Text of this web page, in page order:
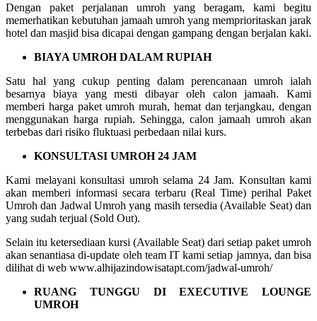
Dengan paket perjalanan umroh yang beragam, kami begitu
memerhatikan kebutuhan jamaah umroh yang memprioritaskan jarak
hotel dan masjid bisa dicapai dengan gampang dengan berjalan kaki.
BIAYA UMROH DALAM RUPIAH
Satu hal yang cukup penting dalam perencanaan umroh ialah
besarnya biaya yang mesti dibayar oleh calon jamaah. Kami
memberi harga paket umroh murah, hemat dan terjangkau, dengan
menggunakan harga rupiah. Sehingga, calon jamaah umroh akan
terbebas dari risiko fluktuasi perbedaan nilai kurs.
KONSULTASI UMROH 24 JAM
Kami melayani konsultasi umroh selama 24 Jam. Konsultan kami
akan memberi informasi secara terbaru (Real Time) perihal Paket
Umroh dan Jadwal Umroh yang masih tersedia (Available Seat) dan
yang sudah terjual (Sold Out).
Selain itu ketersediaan kursi (Available Seat) dari setiap paket umroh
akan senantiasa di-update oleh team IT kami setiap jamnya, dan bisa
dilihat di web www.alhijazindowisatapt.com/jadwal-umroh/
RUANG TUNGGU DI EXECUTIVE LOUNGE
UMROH